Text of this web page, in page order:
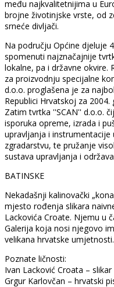
među najkvalitetnijima u
brojne životinjske vrste, od
srneće divljači.
Na području Općine djeluje
spomenuti najznačajnije
lokalne, pa i državne okvire.
za proizvodnju specijalne
d.o.o. proglašena je za
Republici Hrvatskoj za
Zatim tvrtka ''SCAN'' d.o.o.
isporuka opreme, izrada i
upravljanja i
zgradarstvu, te pružanje
sustava upravljanja i
BATINSKE
Nekadašnji kalinovački
mjesto rođenja slikara
Lackovića Croate. Njemu u
Galerija koja nosi njegovo
velikana hrvatske umjetnosti.
Poznate ličnosti:
Ivan Lacković Croata –
Grgur Karlovčan – hrvatski